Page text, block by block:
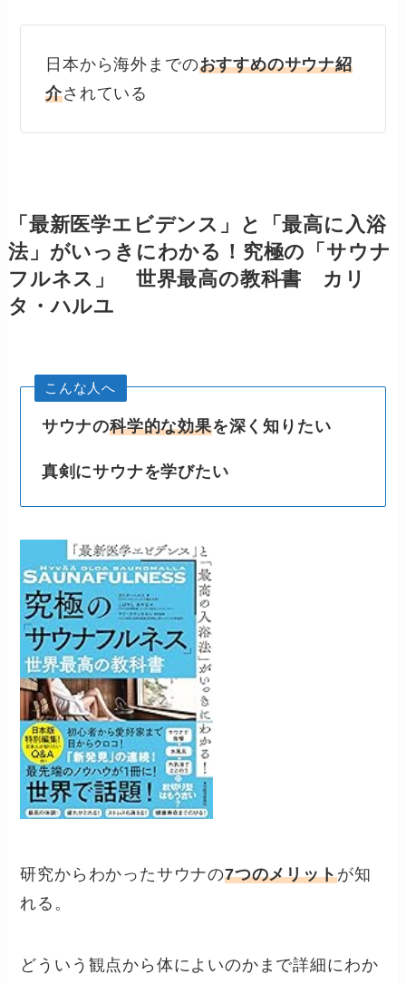
日本から海外までのおすすめのサウナ紹
介されている
「最新医学エビデンス」と「最高に入浴
法」がいっきにわかる！究極の「サウナ
フルネス」 世界最高の教科書 カリ
タ・ハルユ
こんな人へ
サウナの科学的な効果を深く知りたい
真剣にサウナを学びたい
研究からわかったサウナの7つのメリットが知
れる。
どういう観点から体によいのかまで詳細にわか